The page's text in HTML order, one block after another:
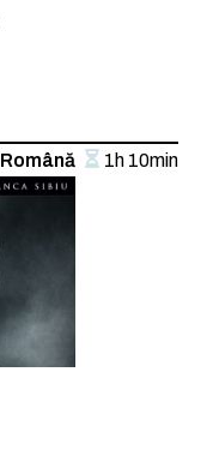
Română 1h 10min